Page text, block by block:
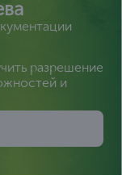
разрешение
и